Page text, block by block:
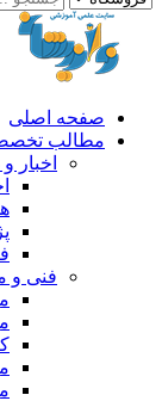
صفحه اصلی
مطالب
اخبار
فنی و